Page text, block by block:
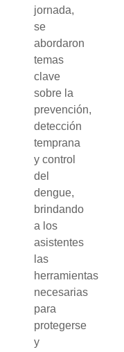
jornada,
se
abordaron
temas
clave
sobre la
prevención,
detección
temprana
y control
del
dengue,
brindando
a los
asistentes
las
herramientas
necesarias
para
protegerse
y